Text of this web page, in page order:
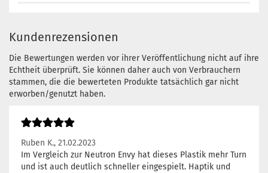
Kundenrezensionen
Die Bewertungen werden vor ihrer Veröffentlichung nicht auf ihre
Echtheit überprüft. Sie können daher auch von Verbrauchern
stammen, die die bewerteten Produkte tatsächlich gar nicht
erworben/genutzt haben.
Ruben K., 21.02.2023
Im Vergleich zur Neutron Envy hat dieses Plastik mehr Turn
und ist auch deutlich schneller eingespielt. Haptik und